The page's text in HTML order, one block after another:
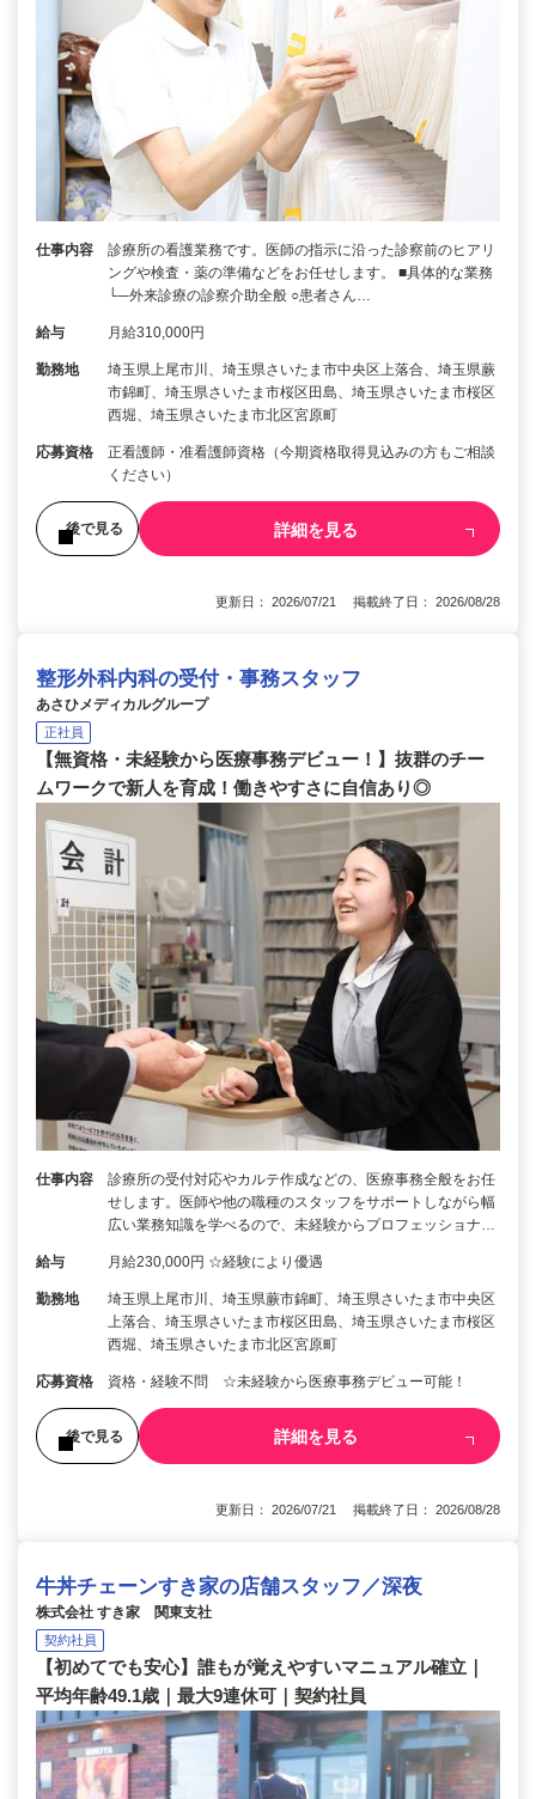
仕事内容
診療所の看護業務です。医師の指示に沿った診察前のヒアリ
ングや検査・薬の準備などをお任せします。 ■具体的な業務
└─外来診療の診察介助全般 ○患者さん…
給与 月給310,000円
勤務地
埼玉県上尾市川、埼玉県さいたま市中央区上落合、埼玉県蕨
市錦町、埼玉県さいたま市桜区田島、埼玉県さいたま市桜区
西堀、埼玉県さいたま市北区宮原町
応募資格
正看護師・准看護師資格（今期資格取得見込みの方もご相談
ください）
後で見る 詳細を見る
更新日： 2026/07/21 掲載終了日： 2026/08/28
整形外科内科の受付・事務スタッフ
あさひメディカルグループ
正社員
【無資格・未経験から医療事務デビュー！】抜群のチー
ムワークで新人を育成！働きやすさに自信あり◎
仕事内容
診療所の受付対応やカルテ作成などの、医療事務全般をお任
せします。医師や他の職種のスタッフをサポートしながら幅
広い業務知識を学べるので、未経験からプロフェッショナ…
給与 月給230,000円 ☆経験により優遇
勤務地
埼玉県上尾市川、埼玉県蕨市錦町、埼玉県さいたま市中央区
上落合、埼玉県さいたま市桜区田島、埼玉県さいたま市桜区
西堀、埼玉県さいたま市北区宮原町
応募資格 資格・経験不問 ☆未経験から医療事務デビュー可能！
後で見る 詳細を見る
更新日： 2026/07/21 掲載終了日： 2026/08/28
牛丼チェーンすき家の店舗スタッフ／深夜
株式会社 すき家 関東支社
契約社員
【初めてでも安心】誰もが覚えやすいマニュアル確立｜
平均年齢49.1歳｜最大9連休可｜契約社員